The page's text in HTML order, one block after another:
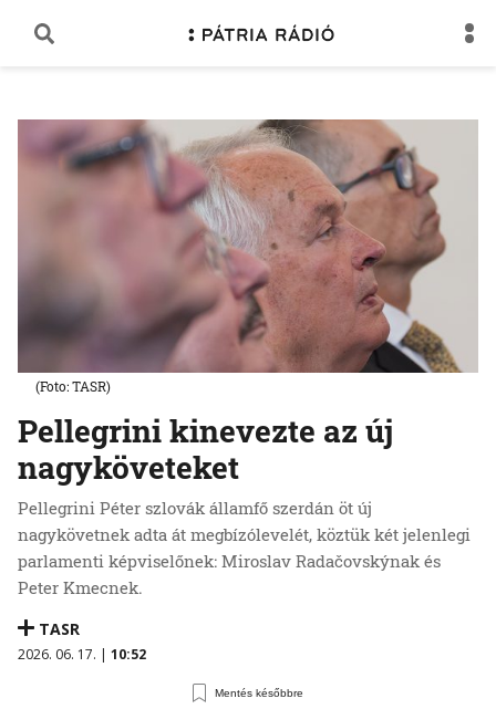
Pellegrini kinevezte az új
nagyköveteket
Pellegrini Péter szlovák államfő szerdán öt új
nagykövetnek adta át megbízólevelét, köztük két jelenlegi
parlamenti képviselőnek: Miroslav Radačovskýnak és
Peter Kmecnek.
TASR
2026. 06. 17. | 10:52
Mentés későbbre
(Foto: TASR)